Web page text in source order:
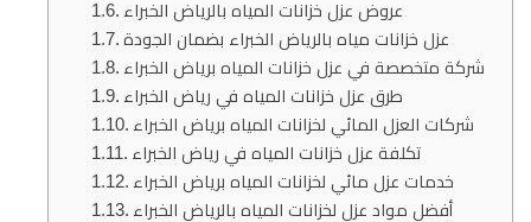
عروض عزل خزانات المياه بالرياض الخبراء
عزل خزانات مياه بالرياض الخبراء بضمان الجودة
شركة متخصصة في عزل خزانات المياه برياض الخبراء
طرق عزل خزانات المياه في رياض الخبراء
شركات العزل المائي لخزانات المياه برياض الخبراء
تكلفة عزل خزانات المياه في رياض الخبراء
خدمات عزل مائي لخزانات المياه برياض الخبراء
أفضل مواد عزل لخزانات المياه بالرياض الخبراء